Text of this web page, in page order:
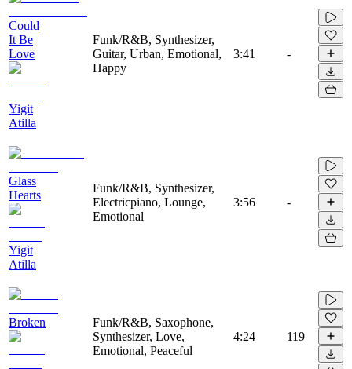
Could
It Be
Love
Yigit
Atilla
Funk/R&B, Synthesizer,
Guitar, Urban, Emotional,
Happy
3:41 -
Glass
Hearts
Yigit
Atilla
Funk/R&B, Synthesizer,
Electricpiano, Lounge,
Emotional
3:56 -
Broken
Funk/R&B, Saxophone,
Synthesizer, Love,
Emotional, Peaceful
4:24 119